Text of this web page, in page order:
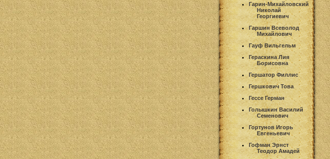
Гарин-Михайловский
Николай
Георгиевич
Гаршин Всеволод
Михайлович
Гауф Вильгельм
Гераскина Лия
Борисовна
Гершатор Филлис
Гершкович Това
Гессе Герман
Голышкин Василий
Семенович
Гортунов Игорь
Евгеньевич
Гофман Эрнст
Теодор Амадей